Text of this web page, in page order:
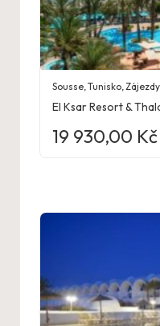
Sousse ,Tunisko Zájezdy
El Ksar Resort &
19 930,00 Kč